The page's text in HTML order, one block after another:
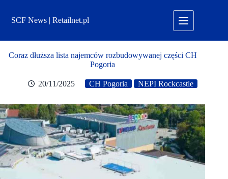
treściSCF News | Retailnet.pl
Coraz dłuższa lista najemców rozbudowywanej części CH
Pogoria
20/11/2025 CH Pogoria NEPI Rockcastle